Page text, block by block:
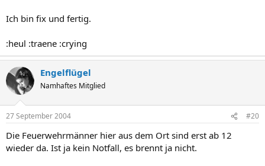
Ich bin fix und fertig.
:heul :traene :crying
Engelflügel
Namhaftes Mitglied
27 September 2004 #20
Die Feuerwehrmänner hier aus dem Ort sind erst ab 12
wieder da. Ist ja kein Notfall, es brennt ja nicht.